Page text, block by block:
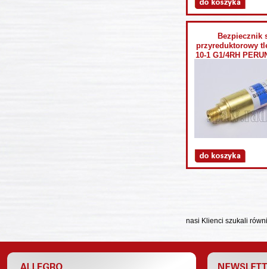
Bezpiecznik
przyreduktorowy
10-1 G1/4RH
nasi Klienci szukali